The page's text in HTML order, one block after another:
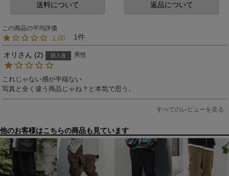
送料について 返品について
1.00 1
オリ 2 購入者 男性
これじゃない感が半端ない
写真と全く違う商品じゃね？と本気で思う。
すべてのレビューを見る
他のお客様はこちらの商品も見ています